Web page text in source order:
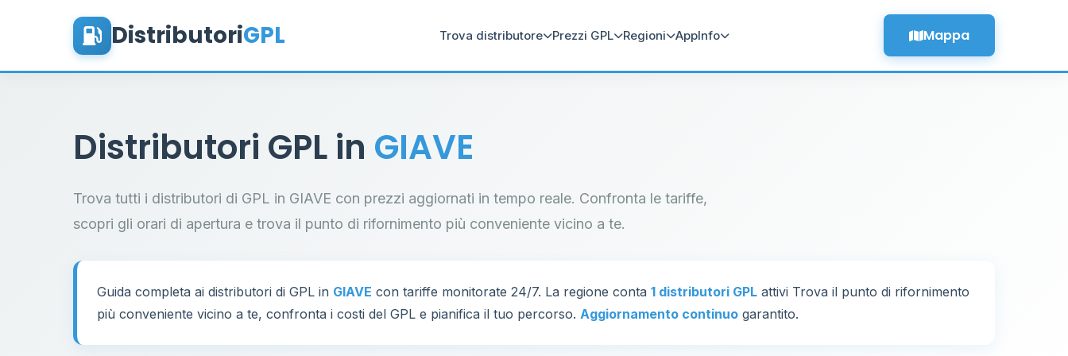
DistributoriGPL Trova distributore Prezzi GPL Regioni AppInfo Mappa
Distributori GPL in GIAVE
Trova tutti i distributori di GPL in GIAVE con prezzi aggiornati in tempo reale. Confronta le tariffe,
scopri gli orari di apertura e trova il punto di rifornimento più conveniente vicino a te.
Guida completa ai distributori di GPL in GIAVE con tariffe monitorate 24/7. La regione conta 1 distributori GPL attivi Trova il punto di rifornimento
più conveniente vicino a te, confronta i costi del GPL e pianifica il tuo percorso. Aggiornamento continuo garantito.